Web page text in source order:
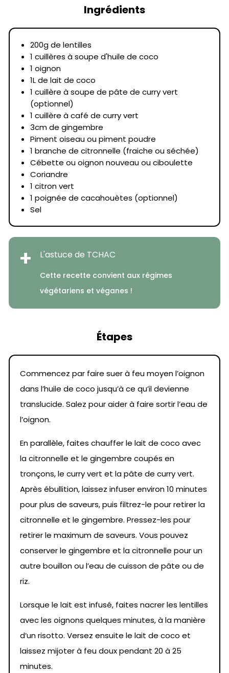
Ingrédients
200g de lentilles
1 cuillères à soupe d'huile de coco
1 oignon
1L de lait de coco
1 cuillère à soupe de pâte de curry vert
(optionnel)
1 cuillère à café de curry vert
3cm de gingembre
Piment oiseau ou piment poudre
1 branche de citronnelle (fraiche ou séchée)
Cébette ou oignon nouveau ou ciboulette
Coriandre
1 citron vert
1 poignée de cacahouètes (optionnel)
Sel
+ L'astuce de TCHAC
Cette recette convient aux régimes
végétariens et véganes !
Étapes
Commencez par faire suer à feu moyen l’oignon
dans l’huile de coco jusqu’à ce qu’il devienne
translucide. Salez pour aider à faire sortir l’eau de
l’oignon.
En parallèle, faites chauffer le lait de coco avec
la citronnelle et le gingembre coupés en
tronçons, le curry vert et la pâte de curry vert.
Après ébullition, laissez infuser environ 10 minutes
pour plus de saveurs, puis filtrez-le pour retirer la
citronnelle et le gingembre. Pressez-les pour
retirer le maximum de saveurs. Vous pouvez
conserver le gingembre et la citronnelle pour un
autre bouillon ou l’eau de cuisson de pâte ou de
riz.
Lorsque le lait est infusé, faites nacrer les lentilles
avec les oignons quelques minutes, à la manière
d’un risotto. Versez ensuite le lait de coco et
laissez mijoter à feu doux pendant 20 à 25
minutes.